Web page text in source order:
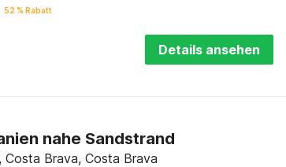
52 % Rabatt
Details ansehen
nahe Sandstrand
Brava, Costa Brava